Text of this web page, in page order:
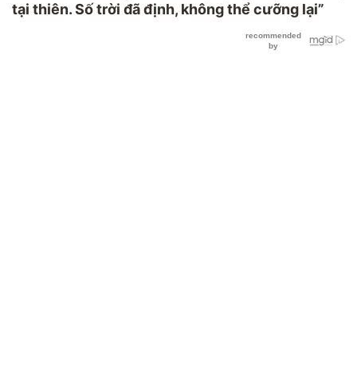
tại thiên. Số trời đã định, không thể cưỡng lại”